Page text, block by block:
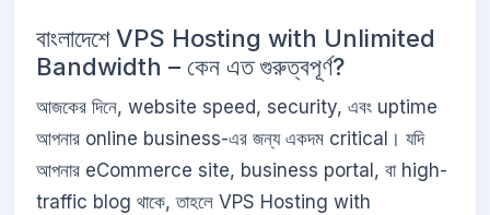
বাংলাদেশে VPS Hosting with Unlimited
Bandwidth – কেন এত গুরুত্বপূর্ণ?
আজকের দিনে, website speed, security, এবং uptime
আপনার online business-এর জন্য একদম critical। যদি
আপনার eCommerce site, business portal, বা high-
traffic blog থাকে, তাহলে VPS Hosting with